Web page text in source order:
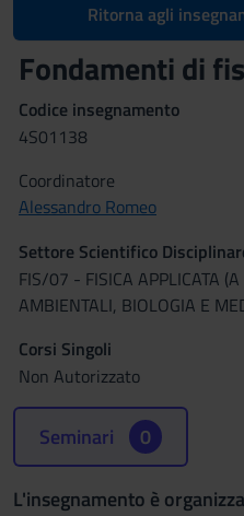
Ritorna agli
Fondamenti di
Codice insegnamento
4S01138
Coordinatore
Alessandro Romeo
Settore Scientifico
FIS/07 - FISICA APPLICATA (A
AMBIENTALI, BIOLOGIA E
Corsi Singoli
Non Autorizzato
Seminari 0
L'insegnamento è